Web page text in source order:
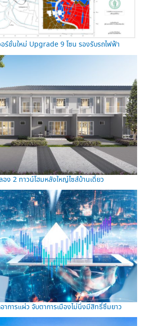
อร์ชั่นใหม่ Upgrade 9 โซน รองรับรถไฟฟ้า
ง 2 ทาวน์โฮมหลังใหญ่ไซส์บ้านเดี่ยว
าการแผ่ว จับตาการเมืองไม่นิ่งมีสิทธิ์ซึมยาว